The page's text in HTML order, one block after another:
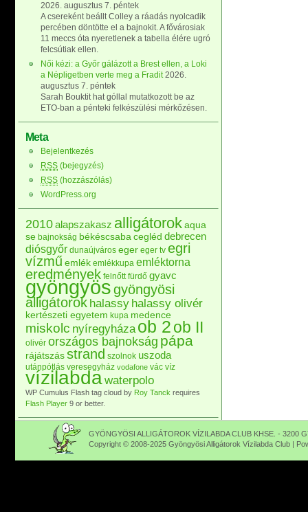
2026. augusztus 7. péntek
A csereként beállt Colley a ráadás nyolcadik
percében döntötte el a bajnokit. A fővárosiak
11 meccs óta nyeretlenek a tabella élére ugró
felcsútiak ellen.
Női kézi: a Győr gálázott a Brest ellen, a Loki
a Népligetben verte meg a Fradit 2026.
augusztus 7. péntek
Sarah Bouktit hat góllal mutatkozott be az
ETO-ban a pénteki felkészülési mérkőzésen.
Meta
Bejelentkezés
RSS (bejegyzés)
RSS (hozzászólás)
WordPress.org
2010alapszakasz alligátorokaqua
se bajnokság békéscsaba cegléd debrecen
diósgyőr dunaújváros eger eger tv egri
vízműemlék emlékkupa emléktorna
eredmények felnőtt fürdő gyavc
gyöngyösgyöngyösi
alligátorok halassy halassy olivér
kertészeti egyetem kupa medence
miskolc nyíregyháza ob 2ob II
olivér országos bajnokság pápa
rájátszás strand szolnok uszoda
utánpótlás veresegyház vodafone vác víz
vízilabdawaterpolo
WP Cumulus Flash tag cloud by Roy Tanck requires
Flash Player 9 or better.
GYÖNGYÖSI ALLIGÁTOROK VÍZILABDA CLUB KHSE. - 3200
Copyright © 2008-2025 Gyöngyösi Alligátorok Vízilabda Club |